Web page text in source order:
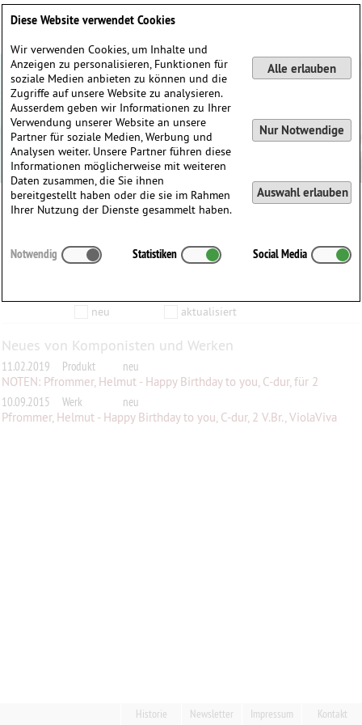
aktualisiert wurden…
Anzeigen
neu
aktualisiert
Neues von Komponisten und Werken
11.02.2019 Produkt
neu
NOTEN: Pfrommer, Helmut - Happy Birthday to you, C-dur, für 2
Violinen...
10.09.2015 Werk
neu
Pfrommer, Helmut - Happy Birthday to you, C-dur, 2 V.Br., ViolaViva
Historie Newsletter Impressum Kontakt
Diese Website verwendet Cookies
Wir verwenden Cookies, um Inhalte und
Anzeigen zu personalisieren, Funktionen für
soziale Medien anbieten zu können und die
Zugriffe auf unsere Website zu analysieren.
Ausserdem geben wir Informationen zu Ihrer
Verwendung unserer Website an unsere
Partner für soziale Medien, Werbung und
Analysen weiter. Unsere Partner führen diese
Informationen möglicherweise mit weiteren
Daten zusammen, die Sie ihnen
bereitgestellt haben oder die sie im Rahmen
Ihrer Nutzung der Dienste gesammelt haben.
Alle erlauben
Nur Notwendige
Auswahl erlauben
Notwendig Statistiken Social Media